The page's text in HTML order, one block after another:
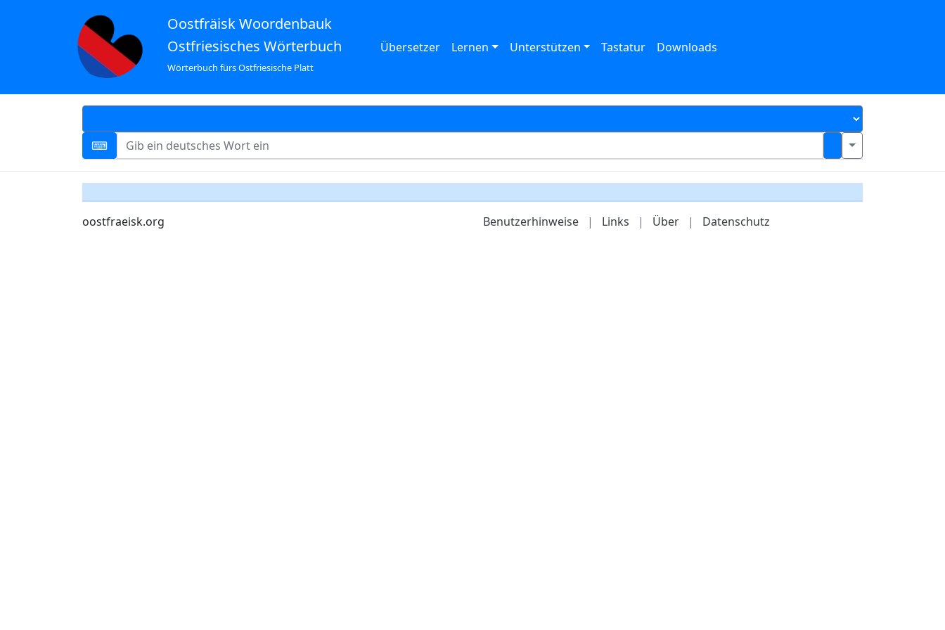
Oostfräisk Woordenbauk
Ostfriesisches Wörterbuch
Wörterbuch fürs Ostfriesische Platt
Übersetzer Lernen Unterstützen Tastatur Downloads
oostfraeisk.org Benutzerhinweise | Links | Über | Datenschutz